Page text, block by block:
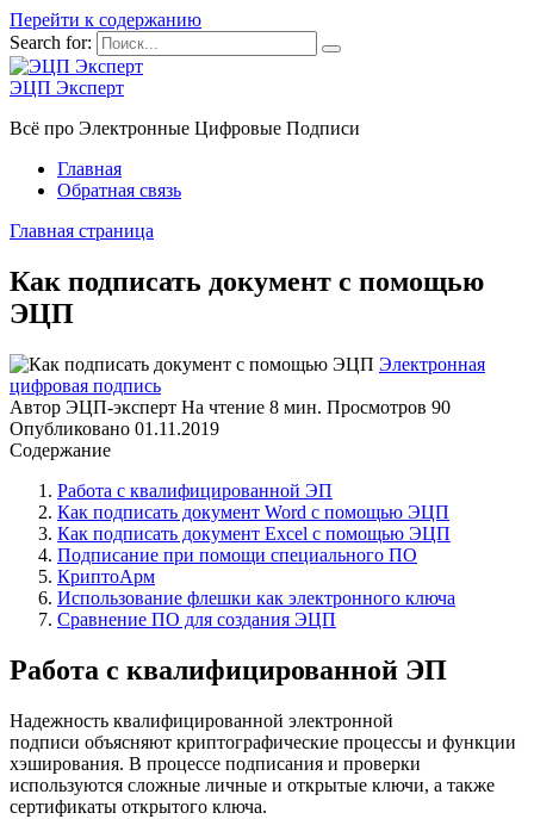
Перейти к содержанию
Search for:
ЭЦП Эксперт
Всё про Электронные Цифровые Подписи
Главная
Обратная связь
Главная страница
Как подписать документ с помощью
ЭЦП
Электронная
цифровая подпись
Автор ЭЦП-эксперт На чтение 8 мин. Просмотров 90
Опубликовано 01.11.2019
Содержание
Работа с квалифицированной ЭП
Как подписать документ Word с помощью ЭЦП
Как подписать документ Excel с помощью ЭЦП
Подписание при помощи специального ПО
КриптоАрм
Использование флешки как электронного ключа
Сравнение ПО для создания ЭЦП
Работа с квалифицированной ЭП
Надежность квалифицированной электронной
подписи объясняют криптографические процессы и функции
хэширования. В процессе подписания и проверки
используются сложные личные и открытые ключи, а также
сертификаты открытого ключа.